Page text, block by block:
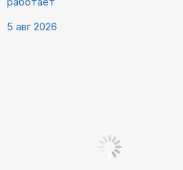
5 авг 2026